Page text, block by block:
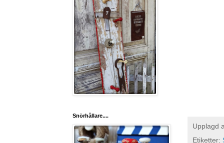
Upplagd
Etiketter:
Snörhållare....